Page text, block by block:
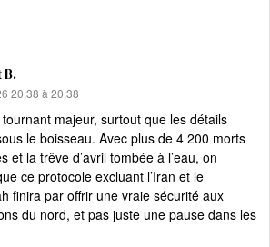
20:38 à 20:38
tournant majeur, surtout que les détails
le boisseau. Avec plus de 4 200 morts
et la trêve d’avril tombée à l’eau, on
ce protocole excluant l’Iran et le
finira par offrir une vraie sécurité aux
du nord, et pas juste une pause dans les